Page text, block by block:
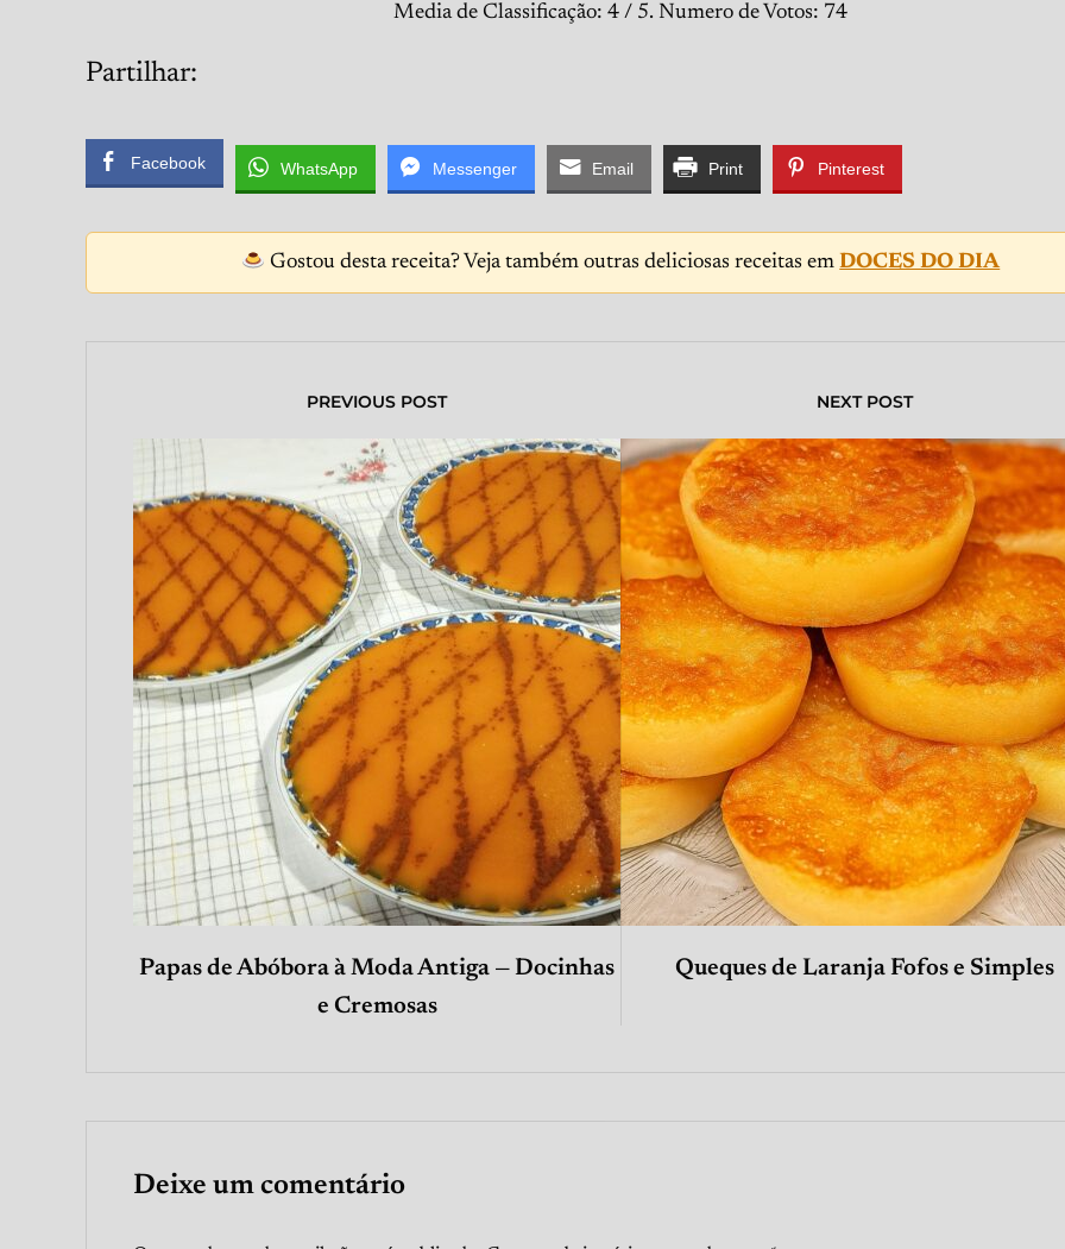
Media de Classificação: 4 / 5. Numero de Votos: 74
Partilhar:
Facebook WhatsApp Messenger Email Print Pinterest
Gostou desta receita? Veja também outras deliciosas receitas emDOCES DO DIA
PREVIOUS POST
Papas de Abóbora à Moda Antiga — Docinhas
e Cremosas
NEXT POST
Queques de Laranja Fofos e Simples
Deixe um comentário